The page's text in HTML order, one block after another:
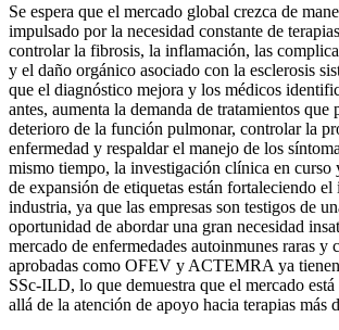
Se espera que el mercado global crezca de
impulsado por la necesidad constante de
controlar la fibrosis, la inflamación, las
y el daño orgánico asociado con la esclerosis
que el diagnóstico mejora y los médicos
antes, aumenta la demanda de tratamientos que
deterioro de la función pulmonar, controlar la
enfermedad y respaldar el manejo de los
mismo tiempo, la investigación clínica en curso
de expansión de etiquetas están fortaleciendo el
industria, ya que las empresas son testigos de
oportunidad de abordar una gran necesidad
mercado de enfermedades autoinmunes raras y
aprobadas como OFEV y ACTEMRA ya
SSc-ILD, lo que demuestra que el mercado está
allá de la atención de apoyo hacia terapias más